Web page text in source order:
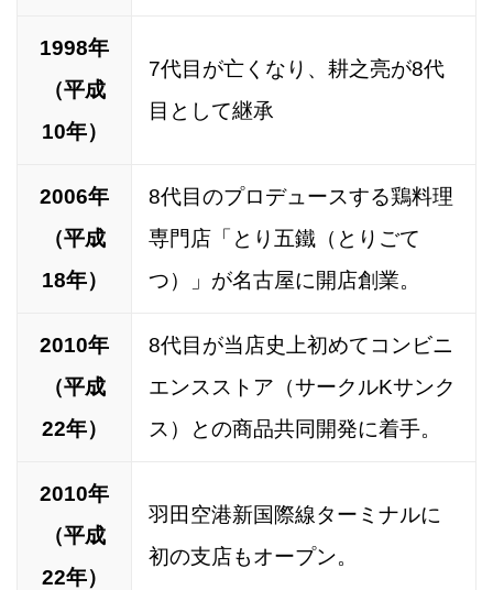
1998年
（平成
10年）
7代目が亡くなり、耕之亮が8代
目として継承
2006年
（平成
18年）
8代目のプロデュースする鶏料理
専門店「とり五鐵（とりごて
つ）」が名古屋に開店創業。
2010年
（平成
22年）
8代目が当店史上初めてコンビニ
エンスストア（サークルKサンク
ス）との商品共同開発に着手。
2010年
（平成
22年）
羽田空港新国際線ターミナルに
初の支店もオープン。